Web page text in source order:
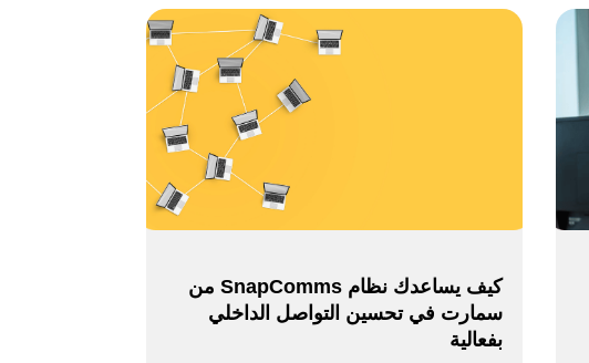
كيف يساعدك نظام SnapComms من
سمارت في تحسين التواصل الداخلي
بفعالية